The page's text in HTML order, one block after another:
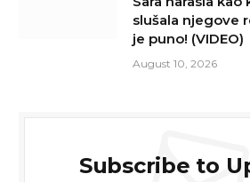
slušala njegove
je puno! (VIDEO)
August 10, 2026
Subscribe to